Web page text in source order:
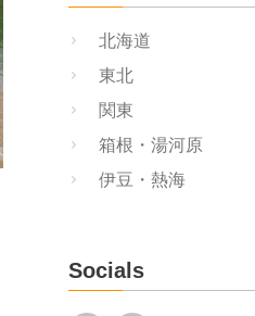
北海道
東北
関東
箱根・湯河原
伊豆・熱海
Socials